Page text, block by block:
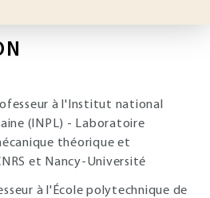
à l'Institut national
(INPL) - Laboratoire
théorique et
et Nancy-Université
à l'École polytechnique de